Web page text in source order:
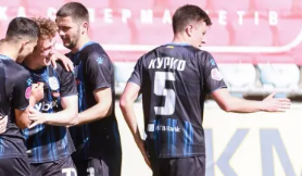
Різне
Букмекери
Казино